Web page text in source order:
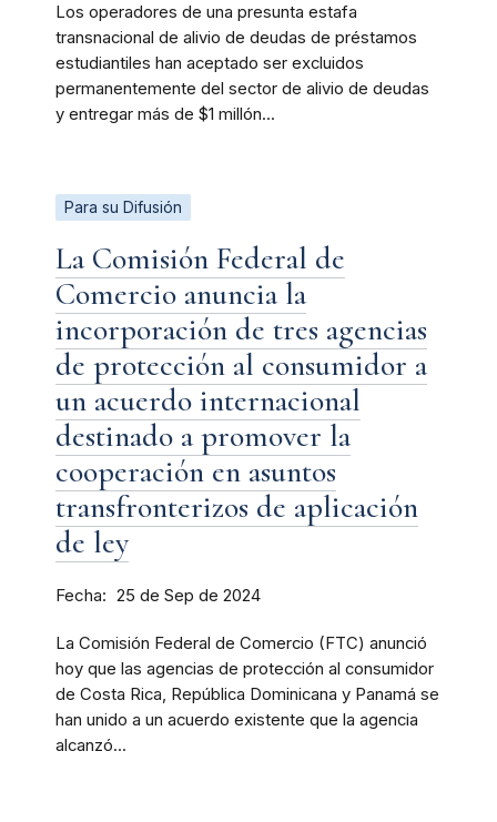
Los operadores de una presunta estafa
transnacional de alivio de deudas de préstamos
estudiantiles han aceptado ser excluidos
permanentemente del sector de alivio de deudas
y entregar más de $1 millón...
Para su Difusión
La Comisión Federal de
Comercio anuncia la
incorporación de tres agencias
de protección al consumidor a
un acuerdo internacional
destinado a promover la
cooperación en asuntos
transfronterizos de aplicación
de ley
Fecha 25 de Sep de 2024
La Comisión Federal de Comercio (FTC) anunció
hoy que las agencias de protección al consumidor
de Costa Rica, República Dominicana y Panamá se
han unido a un acuerdo existente que la agencia
alcanzó...